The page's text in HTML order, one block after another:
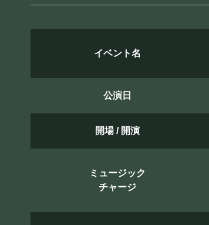
イベント名
公演日
開場 / 開演
ミュージック
チャージ